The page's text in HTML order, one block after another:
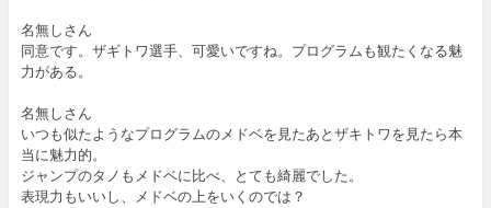
名無しさん
同意です。ザギトワ選手、可愛いですね。プログラムも観たくなる魅
力がある。
名無しさん
いつも似たようなプログラムのメドベを見たあとザキトワを見たら本
当に魅力的。
ジャンプのタノもメドベに比べ、とても綺麗でした。
表現力もいいし、メドベの上をいくのでは？